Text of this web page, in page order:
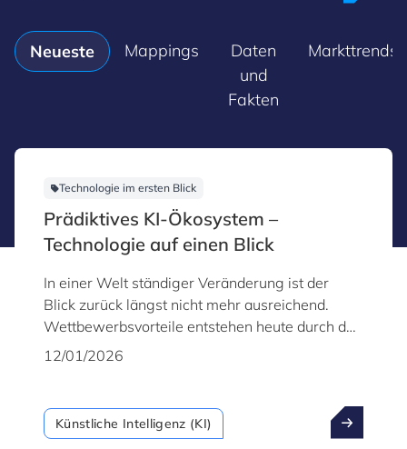
Neueste Mappings
Daten
und
Fakten
Markttrends
Technologie im ersten Blick
Prädiktives KI-Ökosystem –
Technologie auf einen Blick
In einer Welt ständiger Veränderung ist der
Blick zurück längst nicht mehr ausreichend.
Wettbewerbsvorteile entstehen heute durch das
frühzeitige Erkennen kommender
Organisationen den Übergang von einer
reaktiven zu einer proaktiven Arbeitsweise
12/01/2026
Künstliche Intelligenz (KI)